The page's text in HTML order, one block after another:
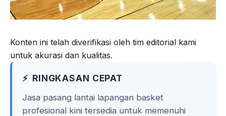
o
r
a
p
Konten ini telah diverifikasi oleh tim editorial kami
untuk akurasi dan kualitas.
RINGKASAN CEPAT
Jasa pasang lantai lapangan basket
profesional kini tersedia untuk memenuhi